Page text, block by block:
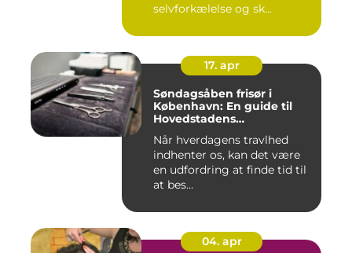
selvforkælelse og sk...
17. apr
Søndagsåben frisør i
København: En guide til
Hovedstadens
Når hverdagens travlhed
indhenter os, kan det være
en udfordring at finde tid til
at bes...
04. apr